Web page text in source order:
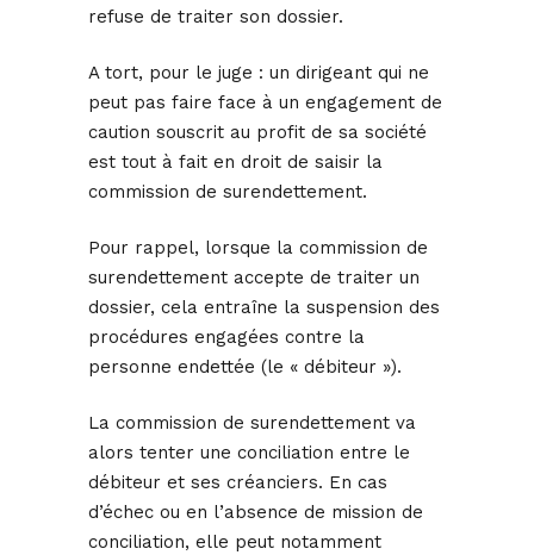
refuse de traiter son dossier.
A tort, pour le juge : un dirigeant qui ne
peut pas faire face à un engagement de
caution souscrit au profit de sa société
est tout à fait en droit de saisir la
commission de surendettement.
Pour rappel, lorsque la commission de
surendettement accepte de traiter un
dossier, cela entraîne la suspension des
procédures engagées contre la
personne endettée (le « débiteur »).
La commission de surendettement va
alors tenter une conciliation entre le
débiteur et ses créanciers. En cas
d’échec ou en l’absence de mission de
conciliation, elle peut notamment